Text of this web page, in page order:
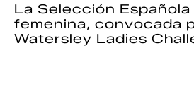
La Selección Española
femenina, convocada
Watersley Ladies